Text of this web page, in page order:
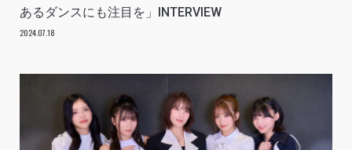
あるダンスにも注目を」INTERVIEW
2024.07.18